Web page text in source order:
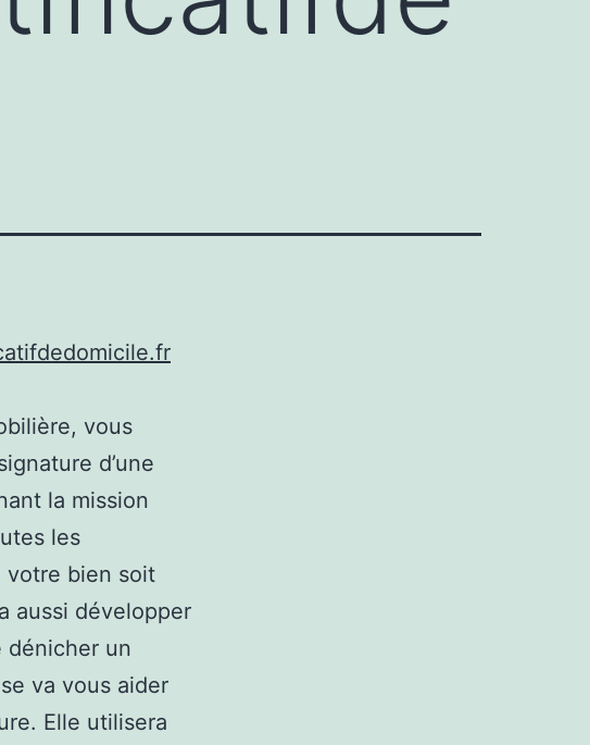
vous
d’une
la mission
les
votre bien soit
aussi développer
dénicher un
va vous aider
Elle utilisera